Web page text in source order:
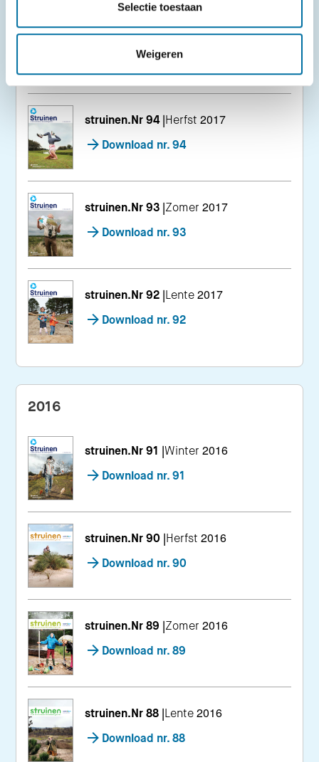
Selectie toestaan
Weigeren
struinen.Nr 95|Winter 2017
Download nr. 95
struinen.Nr 94|Herfst 2017
Download nr. 94
struinen.Nr 93 |Zomer 2017
Download nr. 93
struinen.Nr 92 |Lente 2017
Download nr. 92
2016
struinen.Nr 91 |Winter 2016
Download nr. 91
struinen.Nr 90 Herfst 2016
Download nr. 90
struinen.Nr 89 |Zomer 2016
Download nr. 89
struinen.Nr 88 |Lente 2016
Download nr. 88